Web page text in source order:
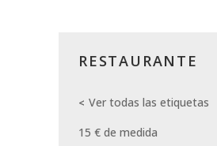
RESTAURANTE
Ver todas las etiquetas
15 € de medida